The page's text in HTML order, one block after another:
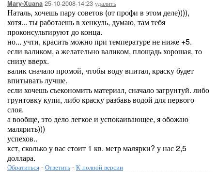
Mary-Xuana 25-10-2008-14:23 удалить
Наталь, хочешь пару советов (от профи в этом деле)))),
хотя... ты работаешь в хенкуль, думаю, там тебя
проконсультируют до конца.
но... учти, красить можно при температуре не ниже +5.
если валиком, а желательно валиком, площадь хорошая, то
снизу вверх.
валик сначало промой, чтобы воду впитал, краску будет
впитывать лучше.
если хочешь съекономить материал, сначало загрунтуй. либо
грунтовку купи, либо краску разбавь водой для первого
слоя.
а вообще, это дело легкое и успокаивающее, я обожаю
малярить)))
успехов..
кст, сколько у вас стоит 1 кв. метр малярки? у нас 2,5
доллара.
Обратиться - Ответить - К полной версии